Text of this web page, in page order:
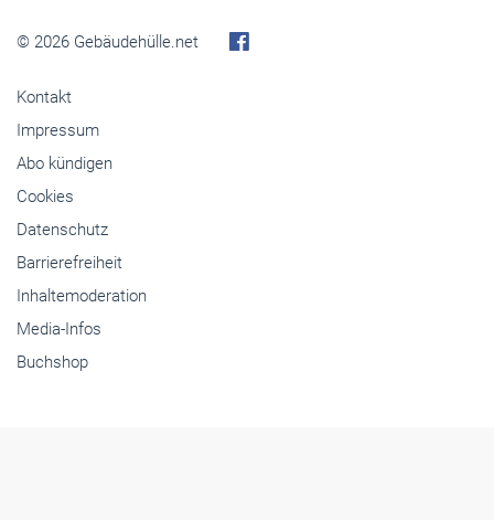
© 2026 Gebäudehülle.net
Kontakt
Impressum
Abo kündigen
Cookies
Datenschutz
Barrierefreiheit
Inhaltemoderation
Media-Infos
Buchshop